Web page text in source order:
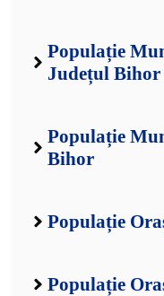
Populație
Județul Bihor
Populație
Bihor
Populație
Populație